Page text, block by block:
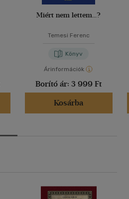
Miért nem lettem...?
Temesi Ferenc
Könyv
Árinformációk
Borító ár: 3 999 Ft
Kosárba